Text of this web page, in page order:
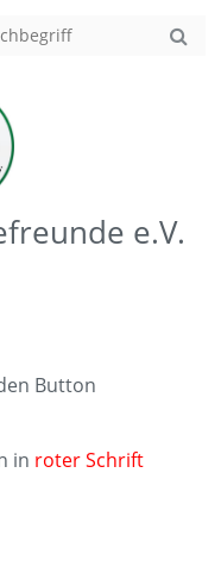
e.V.
Button
in roter Schrift